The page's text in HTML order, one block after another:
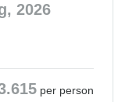
2026
per person